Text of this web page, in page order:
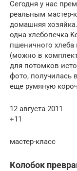
Сегодня у нас
реальным мастер-
домашняя
одна хлебопечка
пшеничного
(можно в
для потомков
фото, получилась
еще румяную
12 августа 2011
+11
мастер-класс
Колобок